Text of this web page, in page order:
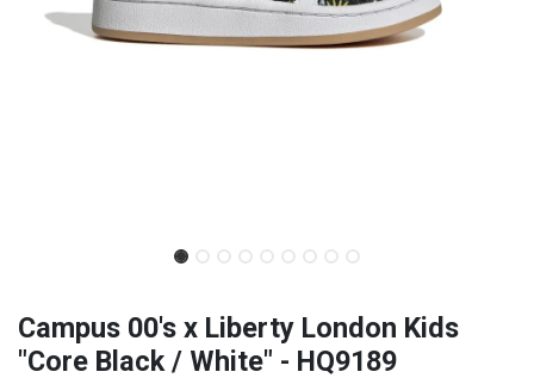
Campus 00's x Liberty London Kids
"Core Black / White" - HQ9189